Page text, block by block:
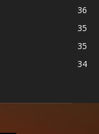
36
35
35
34